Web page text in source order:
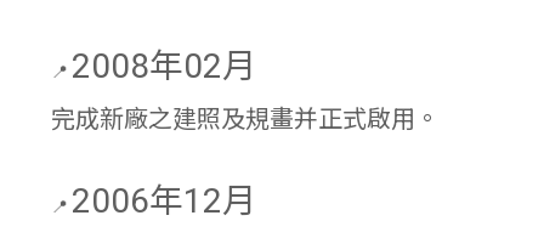
📍 2008年02月
完成新廠之建照及規畫并正式啟用。
📍 2006年12月